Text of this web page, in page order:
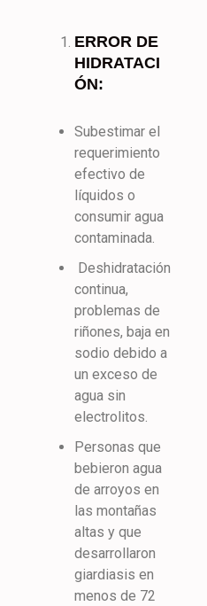
ERROR DE
HIDRATACI
ÓN:
Subestimar el
requerimiento
efectivo de
líquidos o
consumir agua
contaminada.
Deshidratación
continua,
problemas de
riñones, baja en
sodio debido a
un exceso de
agua sin
electrolitos.
Personas que
bebieron agua
de arroyos en
las montañas
altas y que
desarrollaron
giardiasis en
menos de 72